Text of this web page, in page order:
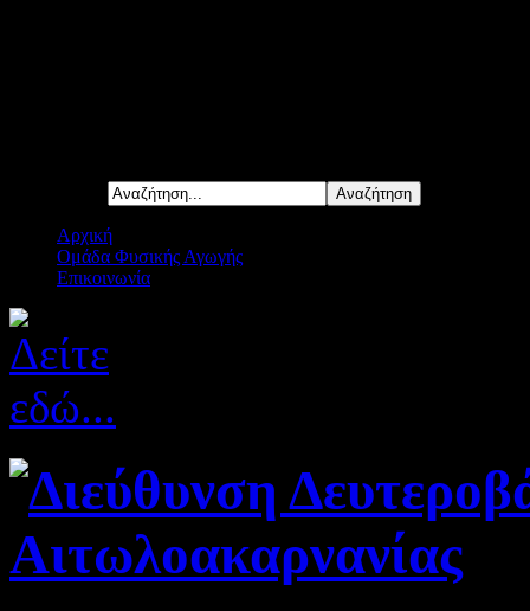
Αρχική
Ομάδα Φυσικής Αγωγής
Επικοινωνία